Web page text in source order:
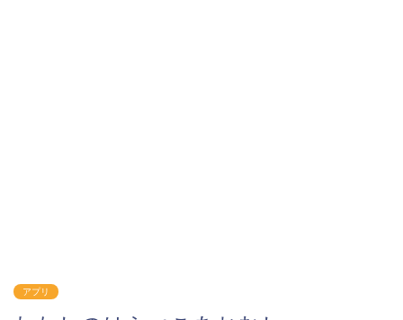
アプリ